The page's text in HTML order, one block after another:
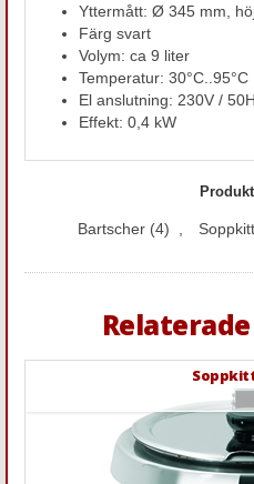
Yttermått: Ø 345 mm,
Färg svart
Volym: ca 9 liter
Temperatur: 30°C..95°C
El anslutning: 230V /
Effekt: 0,4 kW
Bartscher (4)